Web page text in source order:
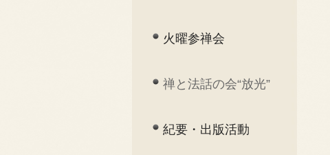
火曜参禅会
禅と法話の会“放光”
紀要・出版活動